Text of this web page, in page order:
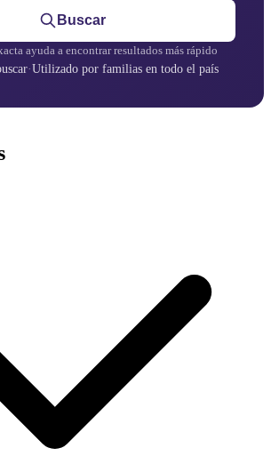
Buscar
ayuda a encontrar resultados más rápido
·Utilizado por familias en todo el país